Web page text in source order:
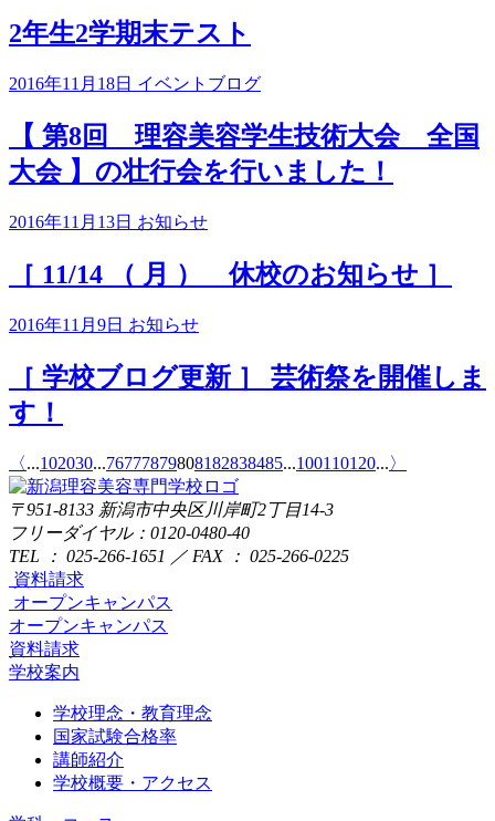
2年生2学期末テスト
2016年11月18日 イベントブログ
【 第8回 理容美容学生技術大会 全国
大会 】の壮行会を行いました！
2016年11月13日 お知らせ
［ 11/14 （ 月 ） 休校のお知らせ ］
2016年11月9日 お知らせ
［ 学校ブログ更新 ］ 芸術祭を開催しま
す！
〈...102030...76777879808182838485...100110120...〉
〒951-8133 新潟市中央区川岸町2丁目14-3
フリーダイヤル：0120-0480-40
TEL ： 025-266-1651 ／ FAX ： 025-266-0225
資料請求
オープンキャンパス
オープンキャンパス
資料請求
学校案内
学校理念・教育理念
国家試験合格率
講師紹介
学校概要・アクセス